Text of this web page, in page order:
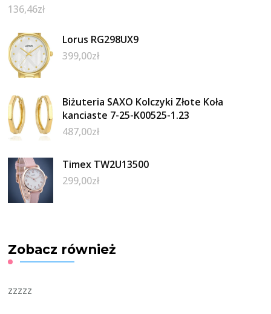
136,46zł
Lorus RG298UX9
399,00zł
Biżuteria SAXO Kolczyki Złote Koła
kanciaste 7-25-K00525-1.23
487,00zł
Timex TW2U13500
299,00zł
Zobacz również
zzzzz